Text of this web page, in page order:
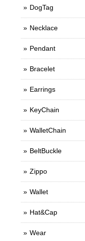
DogTag
Necklace
Pendant
Bracelet
Earrings
KeyChain
WalletChain
BeltBuckle
Zippo
Wallet
Hat&Cap
Wear